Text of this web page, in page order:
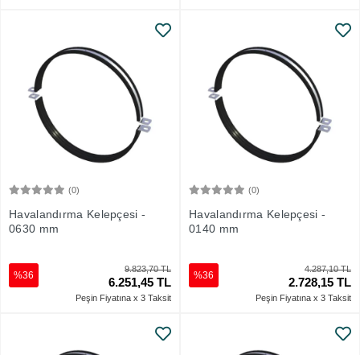
(0)
Havalandırma Kelepçesi -
0630 mm
9.823,70 TL
6.251,45 TL
%36
Peşin Fiyatına x 3 Taksit
(0)
Havalandırma Kelepçesi -
0140 mm
4.287,10 TL
2.728,15 TL
%36
Peşin Fiyatına x 3 Taksit